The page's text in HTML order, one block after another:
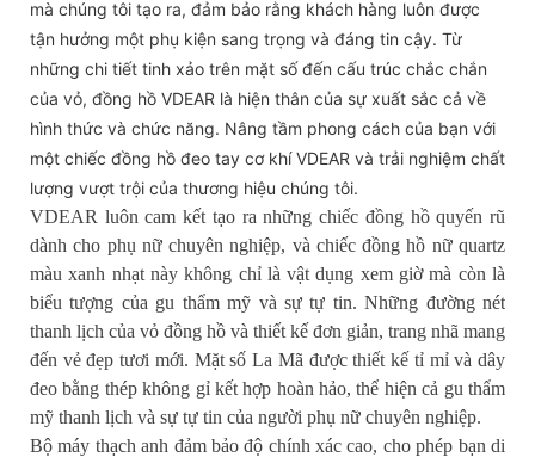
mà chúng tôi tạo ra, đảm bảo rằng khách hàng luôn được
tận hưởng một phụ kiện sang trọng và đáng tin cậy. Từ
những chi tiết tinh xảo trên mặt số đến cấu trúc chắc chắn
của vỏ, đồng hồ VDEAR là hiện thân của sự xuất sắc cả về
hình thức và chức năng. Nâng tầm phong cách của bạn với
một chiếc đồng hồ đeo tay cơ khí VDEAR và trải nghiệm chất
lượng vượt trội của thương hiệu chúng tôi.
VDEAR luôn cam kết tạo ra những chiếc đồng hồ quyến rũ
dành cho phụ nữ chuyên nghiệp, và chiếc đồng hồ nữ quartz
màu xanh nhạt này không chỉ là vật dụng xem giờ mà còn là
biểu tượng của gu thẩm mỹ và sự tự tin. Những đường nét
thanh lịch của vỏ đồng hồ và thiết kế đơn giản, trang nhã mang
đến vẻ đẹp tươi mới. Mặt số La Mã được thiết kế tỉ mỉ và dây
đeo bằng thép không gỉ kết hợp hoàn hảo, thể hiện cả gu thẩm
mỹ thanh lịch và sự tự tin của người phụ nữ chuyên nghiệp.
Bộ máy thạch anh đảm bảo độ chính xác cao, cho phép bạn di